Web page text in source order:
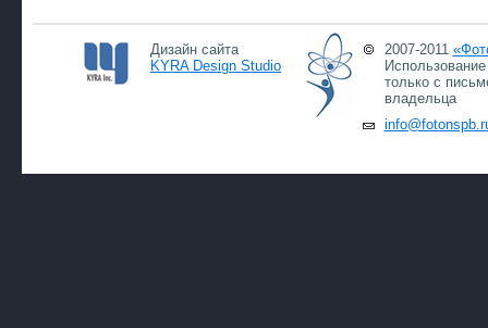
Дизайн сайта
KYRA Design Studio
2007-2011
только с
владельца